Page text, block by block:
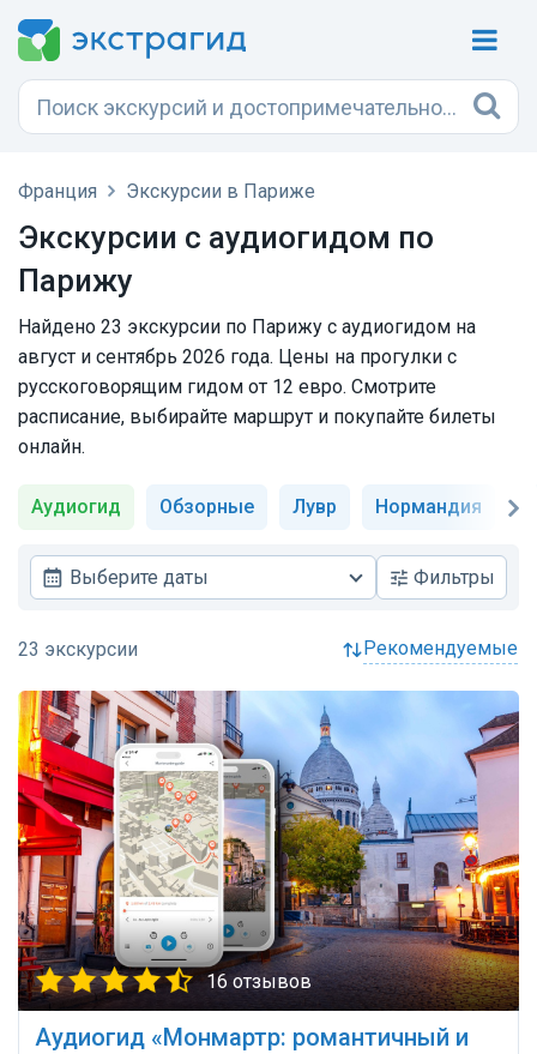
Франция Экскурсии в Париже
Экскурсии с аудиогидом по
Парижу
Найдено 23 экскурсии по Парижу с аудиогидом на
август и сентябрь 2026 года. Цены на прогулки с
русскоговорящим гидом от 12 евро. Смотрите
расписание, выбирайте маршрут и покупайте билеты
онлайн.
Аудиогид Обзорные Лувр Нормандия
Выберите даты Фильтры
рекомендуемые
16 отзывов
Аудиогид «Монмартр: романтичный и